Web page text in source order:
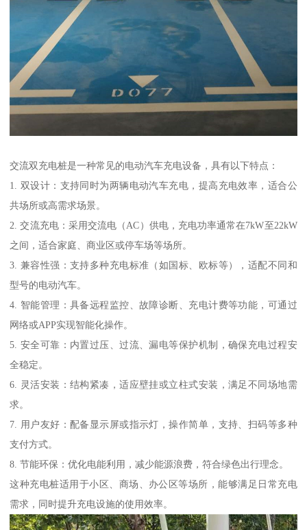
交流双充电桩是一种常见的电动汽车充电设备，具有以下特点：
1. 双设计：支持同时为两辆电动汽车充电，提高充电效率，适合公
共场所或高需求场景。
2. 交流充电：采用交流电（AC）供电，充电功率通常在7kW至22kW
之间，适合家庭、商业区或停车场等场所。
3. 兼容性强：支持多种充电标准（如国标、欧标等），适配不同和
型号的电动汽车。
4. 智能管理：具备远程监控、故障诊断、充电计费等功能，可通过
网络或APP实现智能化操作。
5. 安全可靠：内置过压、过流、漏电等保护机制，确保充电过程安
全稳定。
6. 灵活安装：结构紧凑，适应壁挂或立柱式安装，满足不同场地需
求。
7. 用户友好：配备显示屏或指示灯，操作简单，支持、扫码等多种
支付方式。
8. 节能环保：优化电能利用，减少能源浪费，符合绿色出行理念。
这种充电桩适用于小区、商场、办公区等场所，能够满足日常充电
需求，同时提升充电设施的使用效率。